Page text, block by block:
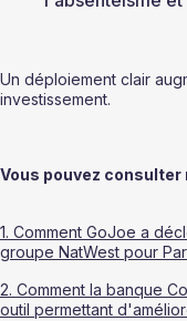
Un déploiement clair
investissement.
Vous pouvez consulter
1. Comment GoJoe a
groupe NatWest pour
2. Comment la banque
outil permettant